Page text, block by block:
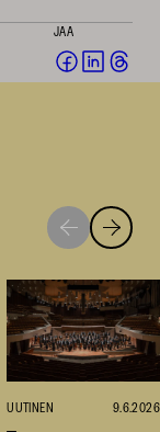
JAA
Jaa Jaa
Siirry
seuraavaan
Siirry
UUTINEN 9.6.2026